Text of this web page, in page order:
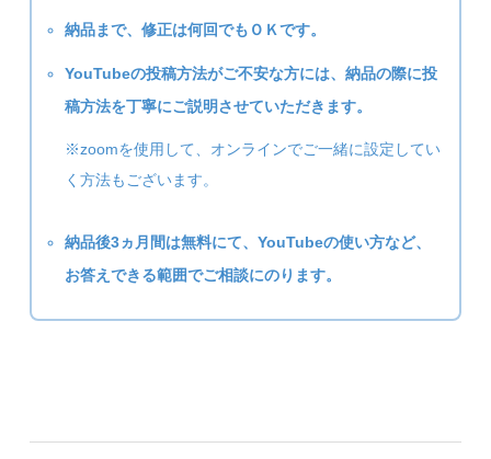
納品まで、修正は何回でもＯＫです。
YouTubeの投稿方法がご不安な方には、納品の際に投
稿方法を丁寧にご説明させていただきます。
※zoomを使用して、オンラインでご一緒に設定してい
く方法もございます。
納品後3ヵ月間は無料にて、YouTubeの使い方など、
お答えできる範囲でご相談にのります。